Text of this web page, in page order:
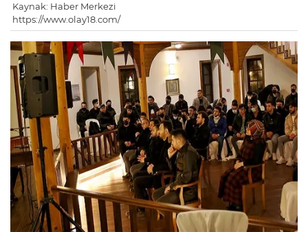
Kaynak: Haber Merkezi
https://www.olay18.com/